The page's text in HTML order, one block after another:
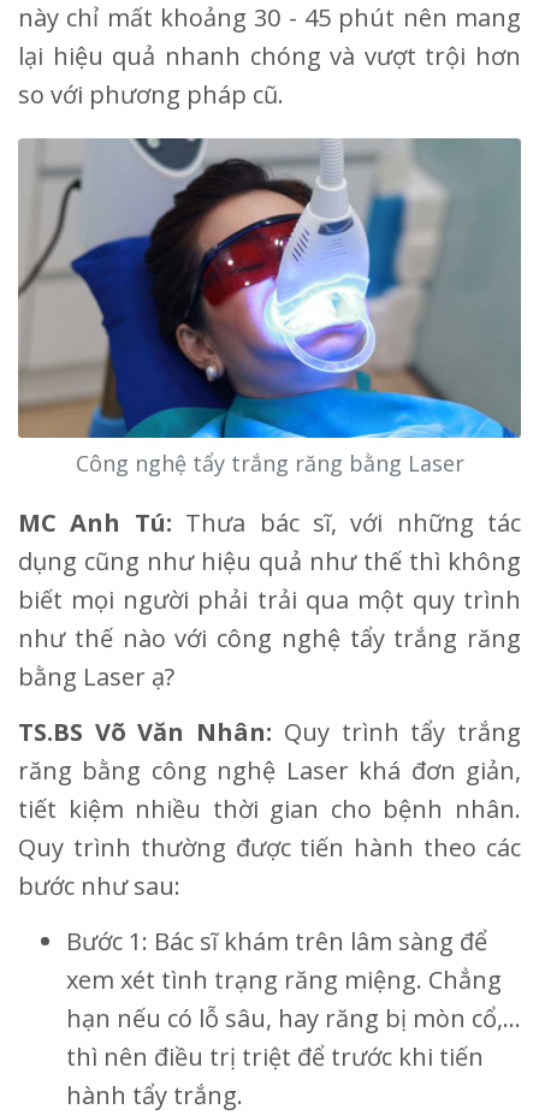
này chỉ mất khoảng 30 - 45 phút nên mang
lại hiệu quả nhanh chóng và vượt trội hơn
so với phương pháp cũ.
Công nghệ tẩy trắng răng bằng Laser
MC Anh Tú: Thưa bác sĩ, với những tác
dụng cũng như hiệu quả như thế thì không
biết mọi người phải trải qua một quy trình
như thế nào với công nghệ tẩy trắng răng
bằng Laser ạ?
TS.BS Võ Văn Nhân: Quy trình tẩy trắng
răng bằng công nghệ Laser khá đơn giản,
tiết kiệm nhiều thời gian cho bệnh nhân.
Quy trình thường được tiến hành theo các
bước như sau:
Bước 1: Bác sĩ khám trên lâm sàng để
xem xét tình trạng răng miệng. Chẳng
hạn nếu có lỗ sâu, hay răng bị mòn cổ,...
thì nên điều trị triệt để trước khi tiến
hành tẩy trắng.